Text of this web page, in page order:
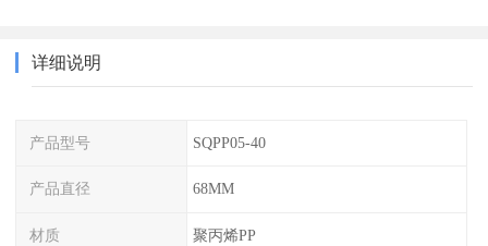
详细说明
产品型号 SQPP05-40
产品直径 68MM
材质 聚丙烯PP